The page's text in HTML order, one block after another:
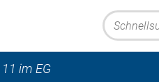
im EG